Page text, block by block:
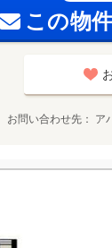
この物
お問い合わせ先 ア